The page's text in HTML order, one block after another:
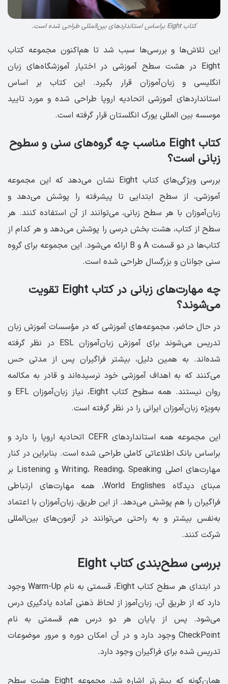
کتاب Eight براساس استانداردهای بین‌المللی طراحی شده است.
این تلاش‌ها و بررسی‌ها سبب شد تا هم‌اکنون مجموعه کتاب
Eight در هشت سطح آموزشی در اختیار آموزشگاه‌های زبان
انگلیسی و زبان‌آموزان قرار بگیرد. این کتاب بر اساس
استانداردهای آموزشی اتحادیه اروپا طراحی شده و مورد تایید
موسسه بین المللی یورک انگلستان قرار گرفته است.
کتاب Eight مناسب چه گروه‌های سنی و سطوح
زبانی است؟
بررسی ویژگی‌های کتاب Eight نشان می‌دهد که این مجموعه
آموزشی، از سطح ابتدایی تا پیشرفته را پوشش می‌دهد و
زبان‌آموزان با هر سطح زبانی، می‌توانند از آن استفاده کنند. هر
سطح از کتاب، هشت بخش درسی را پوشش می‌دهد و هر کدام از
کتاب‌ها در دو قسمت A و B ارائه می‌شود. این مجموعه برای گروه
سنی جوانان و بزرگسال طراحی شده است.
چه مهارت‌های زبانی در کتاب Eight تقویت
می‌شوند؟
در حال حاضر، مجموعه‌های آموزشی که در مؤسسات آموزش زبان
تدریس می‌شوند برای آموزش زبان‌آموزان ESL در نظر گرفته
شده‌اند. به همین دلیل، بیشتر فراگیران پس از مدتی حس
می‌کنند که به اهداف آموزشی خود نرسیده‌اند و قادر به مکالمه
روان نیستند. همه سطوح کتاب Eight، نیاز زبان‌آموزان EFL و
به‌ویژه زبان‌آموزان ایرانی را در نظر گرفته است.
این مجموعه همه استانداردهای CEFR اتحادیه اروپا را دارد و
براساس بانک اطلاعاتی کاملی طراحی شده است. بنابراین در کنار
مهارت‌های اصلی Writing، Reading، Speaking و Listening بر
مبنای دیدگاه World Englishes، همه مهارت‌های ارتباطی
فراگیران را هم پوشش می‌دهد. از این طریق، زبان‌آموزان با اعتماد
به‌نفس بیشتر و به راحتی می‌توانند در آزمون‌های بین‌المللی
شرکت کنند.
بررسی سطح‌بندی کتاب Eight
در ابتدای هر سطح کتاب Eight، قسمتی به نام Warm-Up وجود
دارد که از طریق آن، زبان‌آموز از لحاظ ذهنی آماده یادگیری درس
می‌شود. پس از پایان هر دو درس هم قسمتی به نام
CheckPoint وجود دارد و در آن امکان دوره و مرور موضوعات
تدریس شده برای فراگیران وجود دارد.
همان‌گونه که پیش‌تر اشاره شد، مجموعه Eight هشت سطح